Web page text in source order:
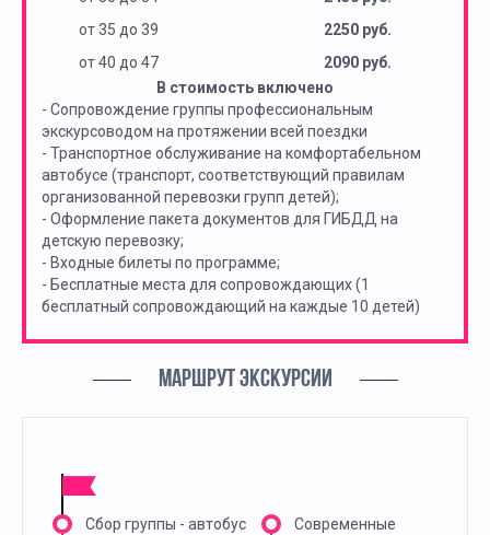
от 35 до 39
2250 руб.
от 40 до 47
2090 руб.
В стоимость включено
- Сопровождение группы профессиональным
экскурсоводом на протяжении всей поездки
- Транспортное обслуживание на комфортабельном
автобусе (транспорт, соответствующий правилам
организованной перевозки групп детей);
- Оформление пакета документов для ГИБДД на
детскую перевозку;
- Входные билеты по программе;
- Бесплатные места для сопровождающих (1
бесплатный сопровождающий на каждые 10 детей)
МАРШРУТ ЭКСКУРСИИ
Сбор группы - автобус
Современные